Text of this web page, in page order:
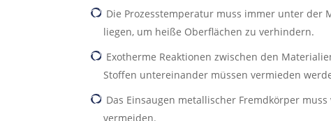
Die Prozesstemperatur muss immer unter der
liegen, um heiße Oberflächen zu verhindern.
Exotherme Reaktionen zwischen den
Stoffen untereinander müssen vermieden
Das Einsaugen metallischer Fremdkörper
vermeiden.